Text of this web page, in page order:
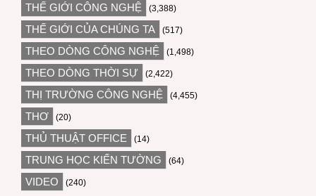
THẾ GIỚI CÔNG NGHỆ (3,388)
THẾ GIỚI CỦA CHÚNG TA (517)
THEO DÒNG CÔNG NGHỆ (1,498)
THEO DÒNG THỜI SỰ (2,422)
THỊ TRƯỜNG CÔNG NGHỆ (4,455)
THƠ (20)
THỦ THUẬT OFFICE (14)
TRUNG HỌC KIẾN TƯỜNG (64)
VIDEO (240)